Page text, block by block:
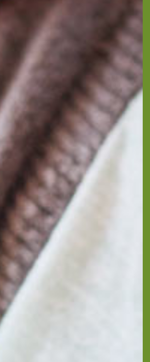
Code postal du proche
huit ? (en
des données
conformément à notre
confidentialité
aux dispositions de l’article L.
de la Consommation, vous
inscrire sur la liste d’opposition
téléphonique « Bloctel »